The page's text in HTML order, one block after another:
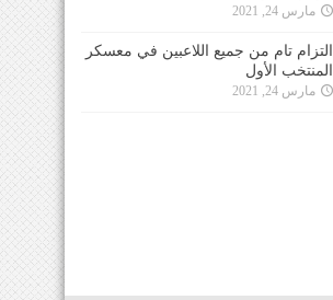
مارس 24, 2021
التزام تام من جميع اللاعبين في معسكر
المنتخب الأول
مارس 24, 2021